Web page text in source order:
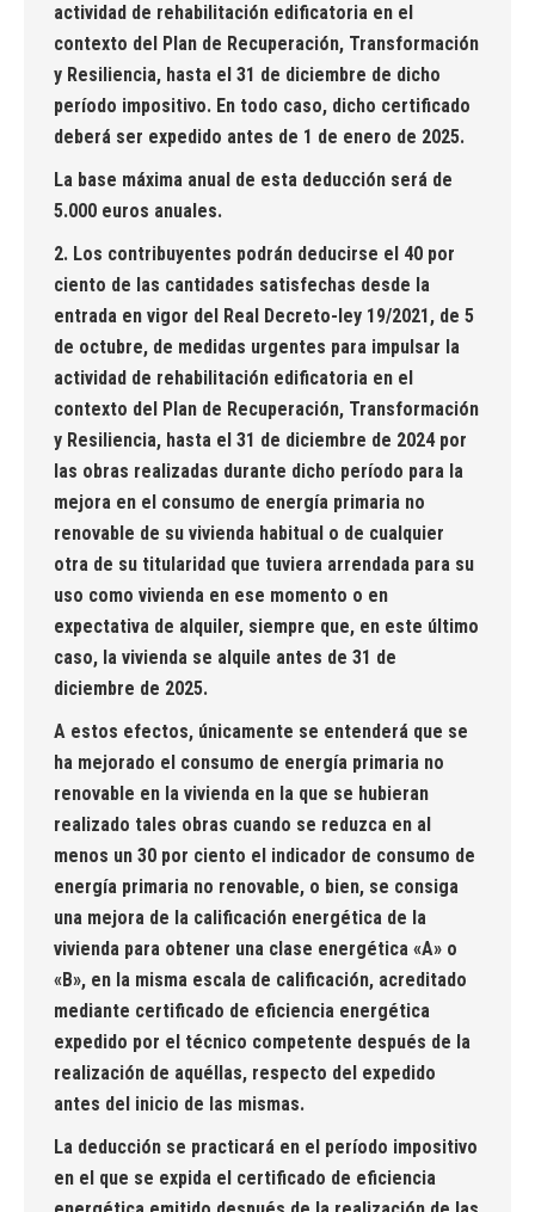
actividad de rehabilitación edificatoria en el
contexto del Plan de Recuperación, Transformación
y Resiliencia, hasta el 31 de diciembre de dicho
período impositivo. En todo caso, dicho certificado
deberá ser expedido antes de 1 de enero de 2025.
La base máxima anual de esta deducción será de
5.000 euros anuales.
2. Los contribuyentes podrán deducirse el 40 por
ciento de las cantidades satisfechas desde la
entrada en vigor del Real Decreto-ley 19/2021, de 5
de octubre, de medidas urgentes para impulsar la
actividad de rehabilitación edificatoria en el
contexto del Plan de Recuperación, Transformación
y Resiliencia, hasta el 31 de diciembre de 2024 por
las obras realizadas durante dicho período para la
mejora en el consumo de energía primaria no
renovable de su vivienda habitual o de cualquier
otra de su titularidad que tuviera arrendada para su
uso como vivienda en ese momento o en
expectativa de alquiler, siempre que, en este último
caso, la vivienda se alquile antes de 31 de
diciembre de 2025.
A estos efectos, únicamente se entenderá que se
ha mejorado el consumo de energía primaria no
renovable en la vivienda en la que se hubieran
realizado tales obras cuando se reduzca en al
menos un 30 por ciento el indicador de consumo de
energía primaria no renovable, o bien, se consiga
una mejora de la calificación energética de la
vivienda para obtener una clase energética «A» o
«B», en la misma escala de calificación, acreditado
mediante certificado de eficiencia energética
expedido por el técnico competente después de la
realización de aquéllas, respecto del expedido
antes del inicio de las mismas.
La deducción se practicará en el período impositivo
en el que se expida el certificado de eficiencia